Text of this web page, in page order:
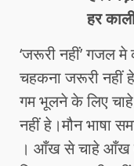
हर
‘जरूरी नहीं’ गजल मे
चहकना जरूरी नहीं
गम भूलने के लिए
नहीं हे।मौन भाषा
। आँख से चाहे आँख